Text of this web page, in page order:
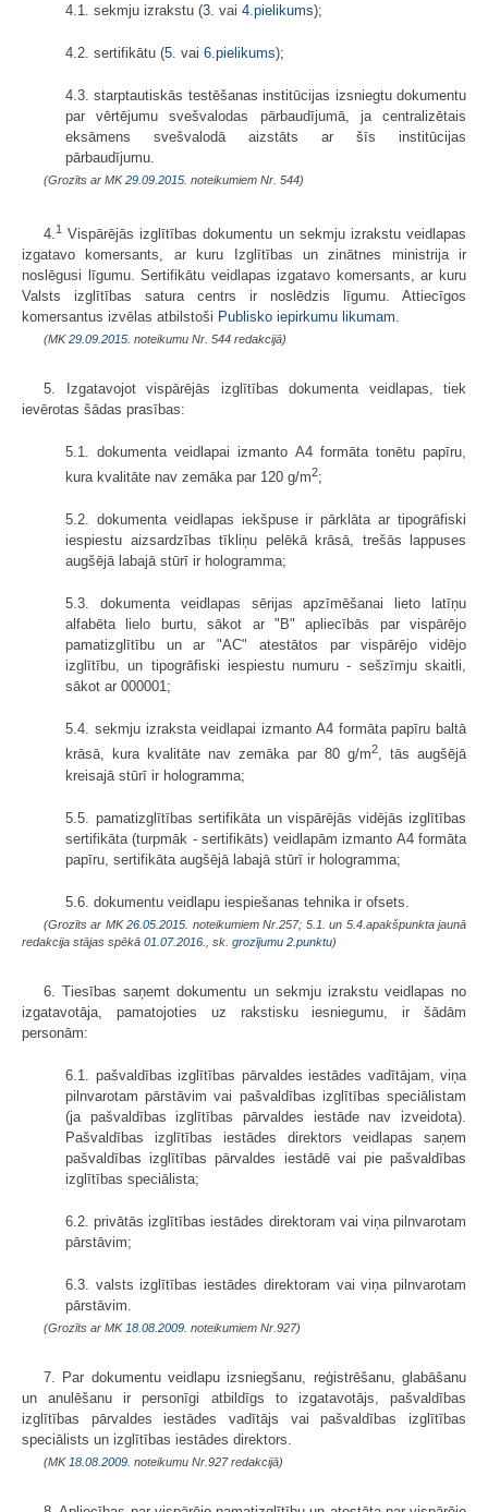
4.1. sekmju izrakstu (3. vai 4.pielikums);
4.2. sertifikātu (5. vai 6.pielikums);
4.3. starptautiskās testēšanas institūcijas izsniegtu dokumentu
par vērtējumu svešvalodas pārbaudījumā, ja centralizētais
eksāmens svešvalodā aizstāts ar šīs institūcijas
pārbaudījumu.
(Grozīts ar MK29.09.2015. noteikumiem Nr. 544)
4. 1 Vispārējās izglītības dokumentu un sekmju izrakstu veidlapas
izgatavo komersants, ar kuru Izglītības un zinātnes ministrija ir
noslēgusi līgumu. Sertifikātu veidlapas izgatavo komersants, ar kuru
Valsts izglītības satura centrs ir noslēdzis līgumu. Attiecīgos
komersantus izvēlas atbilstoši Publisko iepirkumu likumam
(MK29.09.2015. noteikumu Nr. 544 redakcijā)
5. Izgatavojot vispārējās izglītības dokumenta veidlapas, tiek
ievērotas šādas prasības:
5.1. dokumenta veidlapai izmanto A4 formāta tonētu papīru,
kura kvalitāte nav zemāka par 120 g/m2;
5.2. dokumenta veidlapas iekšpuse ir pārklāta ar tipogrāfiski
iespiestu aizsardzības tīkliņu pelēkā krāsā, trešās lappuses
augšējā labajā stūrī ir hologramma;
5.3. dokumenta veidlapas sērijas apzīmēšanai lieto latīņu
alfabēta lielo burtu, sākot ar "B" apliecībās par vispārējo
pamatizglītību un ar "AC" atestātos par vispārējo vidējo
izglītību, un tipogrāfiski iespiestu numuru - sešzīmju skaitli,
sākot ar 000001;
5.4. sekmju izraksta veidlapai izmanto A4 formāta papīru baltā
krāsā, kura kvalitāte nav zemāka par 80 g/m2, tās augšējā
kreisajā stūrī ir hologramma;
5.5. pamatizglītības sertifikāta un vispārējās vidējās izglītības
sertifikāta (turpmāk - sertifikāts) veidlapām izmanto A4 formāta
papīru, sertifikāta augšējā labajā stūrī ir hologramma;
5.6. dokumentu veidlapu iespiešanas tehnika ir ofsets.
(Grozīts ar MK26.05.2015. noteikumiem Nr.257; 5.1. un 5.4.apakšpunkta jaunā
redakcija stājas spēkā 01.07.2016. , sk. grozījumu 2.punktu)
6. Tiesības saņemt dokumentu un sekmju izrakstu veidlapas no
izgatavo­tāja, pamatojoties uz rakstisku iesniegumu, ir šādām
personām:
6.1. pašvaldības izglītības pārvaldes iestādes vadītājam, viņa
pilnvarotam pārstāvim vai pašvaldības izglītības speciālistam
(ja pašvaldības izglītības pārvaldes iestāde nav izveidota).
Pašvaldības izglītības iestādes direktors veidlapas saņem
pašvaldības izglītības pārvaldes iestādē vai pie pašvaldības
izglītības speciālista;
6.2. privātās izglītības iestādes direktoram vai viņa pilnvarotam
pārstāvim;
6.3. valsts izglītības iestādes direktoram vai viņa pilnvarotam
pārstāvim.
(Grozīts ar MK 18.08.2009. noteikumiem Nr.927)
7. Par dokumentu veidlapu izsniegšanu, reģistrēšanu, glabāšanu
un anulēšanu ir personīgi atbildīgs to izgatavotājs, pašvaldības
izglītības pārvaldes iestādes vadītājs vai pašvaldības izglītības
speciālists un izglītības iestādes direktors.
(MK 18.08.2009. noteikumu Nr.927 redakcijā)